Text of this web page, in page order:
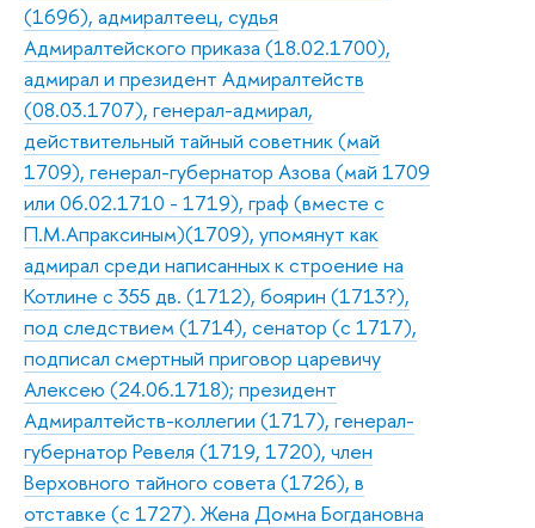
(1696), адмиралтеец, судья
Адмиралтейского приказа (18.02.1700),
адмирал и президент Адмиралтейств
(08.03.1707), генерал-адмирал,
действительный тайный советник (май
1709), генерал-губернатор Азова (май 1709
или 06.02.1710 - 1719), граф (вместе с
П.М.Апраксиным)(1709), упомянут как
адмирал среди написанных к строение на
Котлине с 355 дв. (1712), боярин (1713?),
под следствием (1714), сенатор (с 1717),
подписал смертный приговор царевичу
Алексею (24.06.1718); президент
Адмиралтейств-коллегии (1717), генерал-
губернатор Ревеля (1719, 1720), член
Верховного тайного совета (1726), в
отставке (с 1727). Жена Домна Богдановна